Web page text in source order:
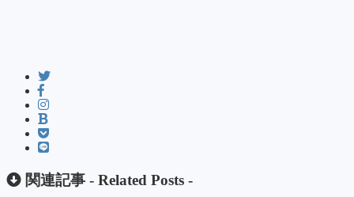
関連記事 - Related Posts -